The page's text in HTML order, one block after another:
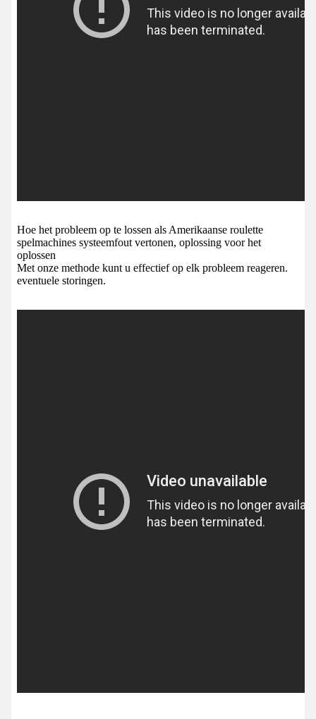
Hoe het probleem op te lossen als Amerikaanse roulette
spelmachines systeemfout vertonen, oplossing voor het
oplossen
Met onze methode kunt u effectief op elk probleem reageren.
eventuele storingen.